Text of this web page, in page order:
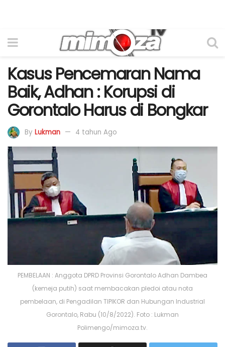
Kasus Pencemaran Nama
Baik, Adhan : Korupsi di
Gorontalo Harus di Bongkar
By Lukman 4 tahun Ago
PEMBELAAN : Anggota DPRD Provinsi Gorontalo Adhan Dambea
(kemeja putih) saat membacakan pledoi atau nota
pembelaan, di Pengadilan TIPIKOR dan Hubungan Industrial
Gorontalo, Rabu (10/8/2022). Foto : Lukman
Polimengo/mimoza.tv.